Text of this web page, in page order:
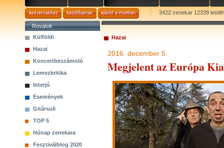
3422 zenekar 12339
Rovatok
Külföldi
Hazai
Koncertbeszámoló
Lemezkritika
Interjú
Események
Gitársuli
TOP 5
Hónap zenekara
Fesztiválblog 2020
Hazai
2016. december 5.
Megjelent az Európa